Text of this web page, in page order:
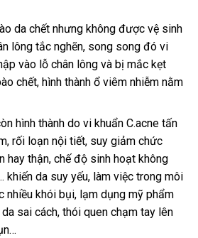
da chết nhưng không được vệ sinh
lông tắc nghẽn, song song đó vi
vào lỗ chân lông và bị mắc kẹt
chết, hình thành ổ viêm nhiễm nằm
hình thành do vi khuẩn C.acne tấn
rối loạn nội tiết, suy giảm chức
hay thận, chế độ sinh hoạt không
khiến da suy yếu, làm việc trong môi
nhiều khói bụi, lạm dụng mỹ phẩm
sai cách, thói quen chạm tay lên